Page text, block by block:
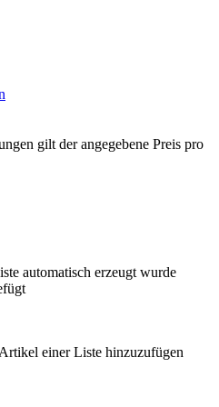
gilt der angegebene Preis pro
automatisch erzeugt wurde
einer Liste hinzuzufügen